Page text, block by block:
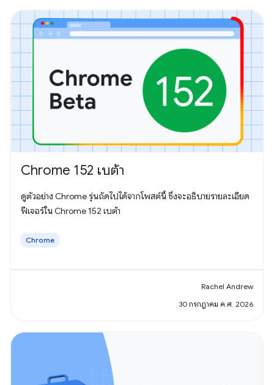
Chrome 152 เบต้า
ดูตัวอย่าง Chrome รุ่นถัดไปได้จากโพสต์นี้ ซึ่งจะอธิบายรายละเอียด
ฟีเจอร์ใน Chrome 152 เบต้า
Chrome
Rachel Andrew
30 กรกฎาคม ค.ศ. 2026